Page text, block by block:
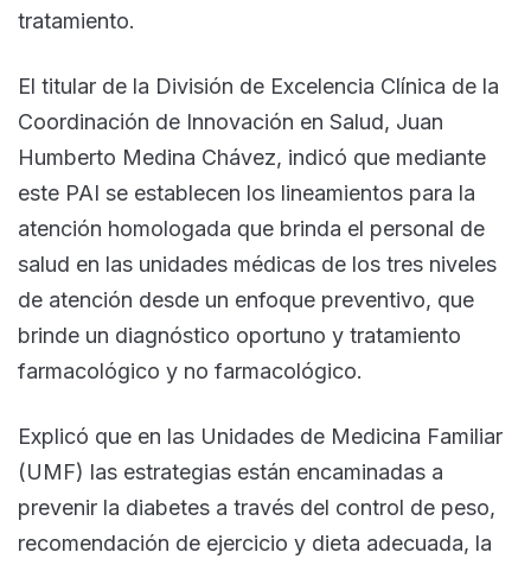
tratamiento.
El titular de la División de Excelencia Clínica de la
Coordinación de Innovación en Salud, Juan
Humberto Medina Chávez, indicó que mediante
este PAI se establecen los lineamientos para la
atención homologada que brinda el personal de
salud en las unidades médicas de los tres niveles
de atención desde un enfoque preventivo, que
brinde un diagnóstico oportuno y tratamiento
farmacológico y no farmacológico.
Explicó que en las Unidades de Medicina Familiar
(UMF) las estrategias están encaminadas a
prevenir la diabetes a través del control de peso,
recomendación de ejercicio y dieta adecuada, la